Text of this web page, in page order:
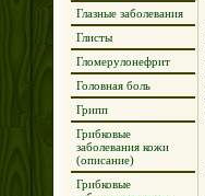
Глазные заболевания
Глисты
Гломерулонефрит
Головная боль
Грипп
Грибковые
заболевания кожи
(описание)
Грибковые